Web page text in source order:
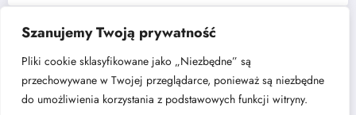
Szanujemy Twoją prywatność
Pliki cookie sklasyfikowane jako „Niezbędne” są
przechowywane w Twojej przeglądarce, ponieważ są niezbędne
do umożliwienia korzystania z podstawowych funkcji witryny.
Najnowsze
Jak dobrać rozdzielacz do instalacji centralnego ogrzewania?
Kuchnia w kształcie litery „L” – dlaczego to układ, który nigdy nie